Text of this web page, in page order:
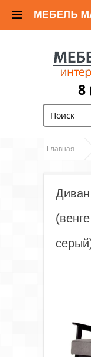
8
Главная
РЕТРО